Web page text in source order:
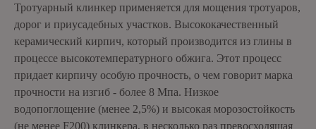
Тротуарный клинкер применяется для мощения тротуаров,
дорог и приусадебных участков. Высококачественный
керамический кирпич, который производится из глины в
процессе высокотемпературного обжига. Этот процесс
придает кирпичу особую прочность, о чем говорит марка
прочности на изгиб - более 8 Мпа. Низкое
водопоглощение (менее 2,5%) и высокая морозостойкость
(не менее F200) клинкера, в несколько раз превосходящая